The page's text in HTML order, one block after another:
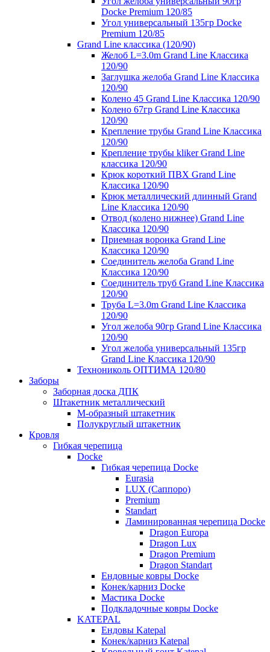
Docke Premium 120/85
Угол универсальный 135гр Docke
Premium 120/85
Grand Line классика (120/90)
Желоб L=3.0m Grand Line Классика
120/90
Заглушка желоба Grand Line Классика
120/90
Колено 45 Grand Line Классика 120/90
Колено 67гр Grand Line Классика
120/90
Крепление трубы Grand Line Классика
120/90
Крепление трубы kliker Grand Line
классика 120/90
Крюк короткий ПВХ Grand Line
Классика 120/90
Крюк металлический длинный Grand
Line Классика 120/90
Отвод (колено нижнее) Grand Line
Классика 120/90
Приемная воронка Grand Line
Классика 120/90
Соединитель желоба Grand Line
Классика 120/90
Соединитель труб Grand Line Классика
120/90
Труба L=3.0m Grand Line Классика
120/90
Угол желоба 90гр Grand Line Классика
120/90
Угол желоба универсальный 135гр
Grand Line Классика 120/90
Технониколь ОПТИМА 120/80
Заборы
Заборная доска ДПК
Штакетник металлический
М-образный штакетник
Полукруглый штакетник
Кровля
Гибкая черепица
Docke
Гибкая черепица Docke
Eurasia
LUX (Саппоро)
Premium
Standart
Ламинированная черепица Docke
Dragon Europa
Dragon Lux
Dragon Premium
Dragon Standart
Ендовные ковры Docke
Конек/карниз Docke
Мастика Docke
Подкладочные ковры Docke
KATEPAL
Ендовы Katepal
Конек/карниз Katepal